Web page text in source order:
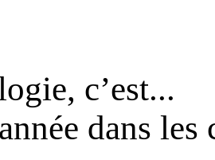
c’est...
dans les